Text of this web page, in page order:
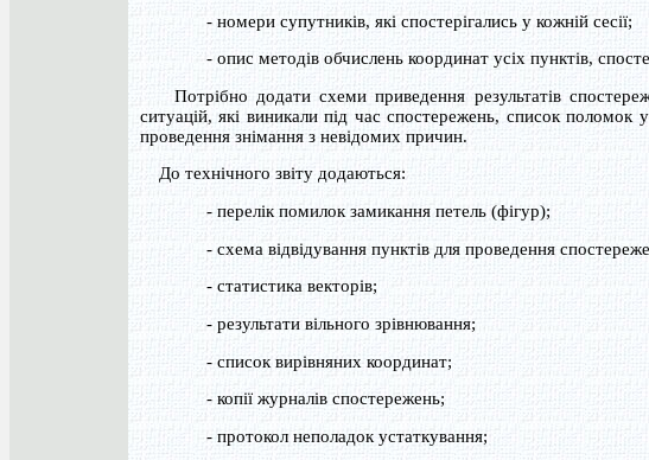
- номери супутників, які спостерігались у кожній сесії;
- опис методів обчислень координат усіх пунктів,
Потрібно додати схеми приведення результатів
ситуацій, які виникали під час спостережень, список
проведення знімання з невідомих причин.
До технічного звіту додаються:
- перелік помилок замикання петель (фігур);
- схема відвідування пунктів для проведення
- статистика векторів;
- результати вільного зрівнювання;
- список вирівняних координат;
- копії журналів спостережень;
- протокол неполадок устаткування;